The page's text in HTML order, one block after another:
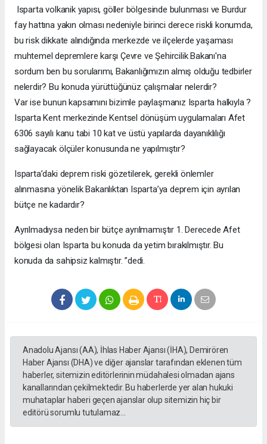
Isparta volkanik yapısı, göller bölgesinde bulunması ve Burdur
fay hattına yakın olması nedeniyle birinci derece riskli konumda,
bu risk dikkate alındığında merkezde ve ilçelerde yaşaması
muhtemel depremlere karşı Çevre ve Şehircilik Bakanı'na
sordum ben bu sorularımı, Bakanlığımızın almış olduğu tedbirler
nelerdir? Bu konuda yürüttüğünüz çalışmalar nelerdir?
Var ise bunun kapsamını bizimle paylaşmanız Isparta halkıyla ?
Isparta Kent merkezinde Kentsel dönüşüm uygulamaları Afet
6306 sayılı kanu tabi 10 kat ve üstü yapılarda dayanıklılığı
sağlayacak ölçüler konusunda ne yapılmıştır?
Isparta’daki deprem riski gözetilerek, gerekli önlemler
alınmasına yönelik Bakanlıktan Isparta’ya deprem için ayrılan
bütçe ne kadardır?
Ayrılmadıysa neden bir bütçe ayrılmamıştır 1. Derecede Afet
bölgesi olan Isparta bu konuda da yetim bırakılmıştır. Bu
konuda da sahipsiz kalmıştır. ”dedi.
Anadolu Ajansı (AA), İhlas Haber Ajansı (İHA), Demirören
Haber Ajansı (DHA) ve diğer ajanslar tarafından eklenen tüm
haberler, sitemizin editörlerinin müdahalesi olmadan ajans
kanallarından çekilmektedir. Bu haberlerde yer alan hukuki
muhataplar haberi geçen ajanslar olup sitemizin hiç bir
editörü sorumlu tutulamaz...